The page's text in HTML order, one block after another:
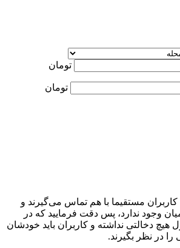
تومان
تومان
کاربران مستقیما با هم تماس می‌گیرند و
وجود ندارد، پس دقت فرمایید که در
دخالتی نداشته و کاربران باید خودشان
در نظر بگیرند.